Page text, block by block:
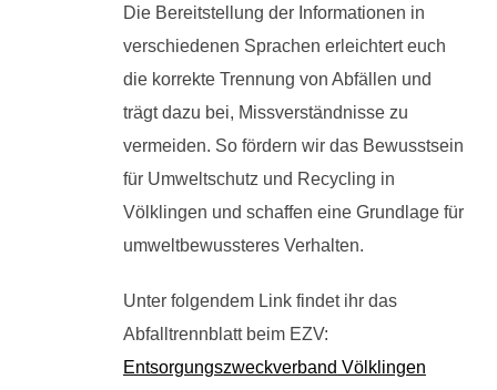
Die Bereitstellung der Informationen in
verschiedenen Sprachen erleichtert euch
die korrekte Trennung von Abfällen und
trägt dazu bei, Missverständnisse zu
vermeiden. So fördern wir das Bewusstsein
für Umweltschutz und Recycling in
Völklingen und schaffen eine Grundlage für
umweltbewussteres Verhalten.
Unter folgendem Link findet ihr das
Abfalltrennblatt beim EZV:
Entsorgungszweckverband Völklingen